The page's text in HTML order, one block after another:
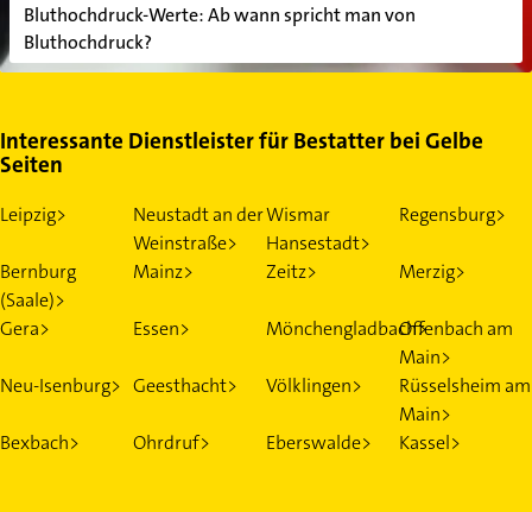
Bluthochdruck-Werte: Ab wann spricht man von
Bluthochdruck?
Interessante Dienstleister für Bestatter bei Gelbe
Seiten
Leipzig>
Neustadt an der
Weinstraße>
Wismar
Hansestadt>
Regensburg>
Bernburg
(Saale)>
Mainz> Zeitz> Merzig>
Gera> Essen> Mönchengladbach>Offenbach am
Main>
Neu-Isenburg> Geesthacht> Völklingen>
Rüsselsheim am
Main>
Bexbach>
Ohrdruf> Eberswalde> Kassel>